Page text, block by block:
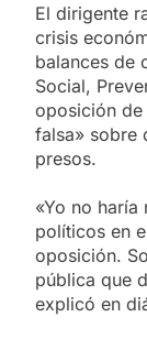
El dirigente
crisis
balances de
Social,
oposición
falsa» sobre
presos.
«Yo no haría
políticos en
oposición.
pública que
explicó en